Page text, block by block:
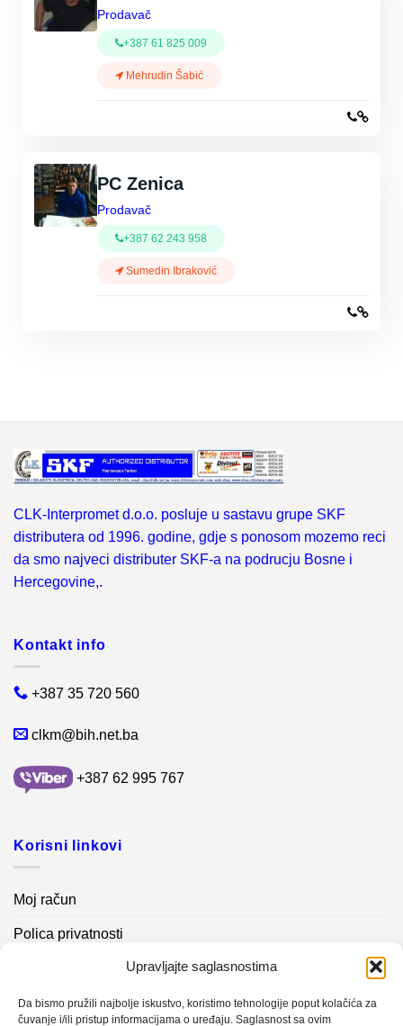
Upravljajte saglasnostima
Da bismo pružili najbolje iskustvo, koristimo tehnologije poput kolačića za
čuvanje i/ili pristup informacijama o uređaju. Saglasnost sa ovim
Prodavač
+387 61 825 009
Mehrudin Šabić
PC Zenica
Prodavač
+387 62 243 958
Sumedin Ibraković
CLK-Interpromet d.o.o. posluje u sastavu grupe SKF
distributera od 1996. godine, gdje s ponosom mozemo reci
da smo najveci distributer SKF-a na podrucju Bosne i
Hercegovine,.
Kontakt info
+387 35 720 560
clkm@bih.net.ba
+387 62 995 767
Korisni linkovi
Moj račun
Polica privatnosti
Kontakt info